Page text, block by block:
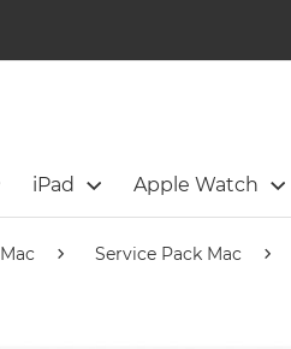
iPad Apple Watch
Mac Service Pack Mac